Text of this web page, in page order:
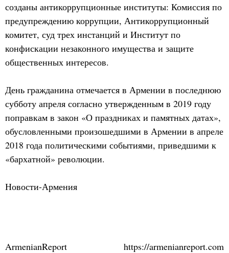
созданы антикоррупционные институты: Комиссия по
предупреждению коррупции, Антикоррупционный
комитет, суд трех инстанций и Институт по
конфискации незаконного имущества и защите
общественных интересов.
День гражданина отмечается в Армении в последнюю
субботу апреля согласно утвержденным в 2019 году
поправкам в закон «О праздниках и памятных датах»,
обусловленными произошедшими в Армении в апреле
2018 года политическими событиями, приведшими к
«бархатной» революции.
Новости-Армения
ArmenianReport https://armenianreport.com